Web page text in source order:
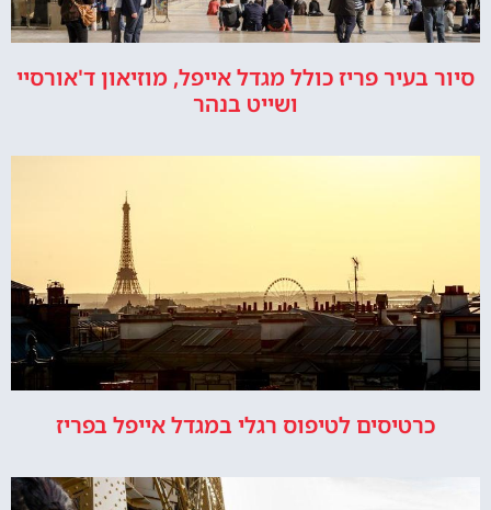
סיור בעיר פריז כולל מגדל אייפל, מוזיאון ד'אורסיי
ושייט בנהר
כרטיסים לטיפוס רגלי במגדל אייפל בפריז